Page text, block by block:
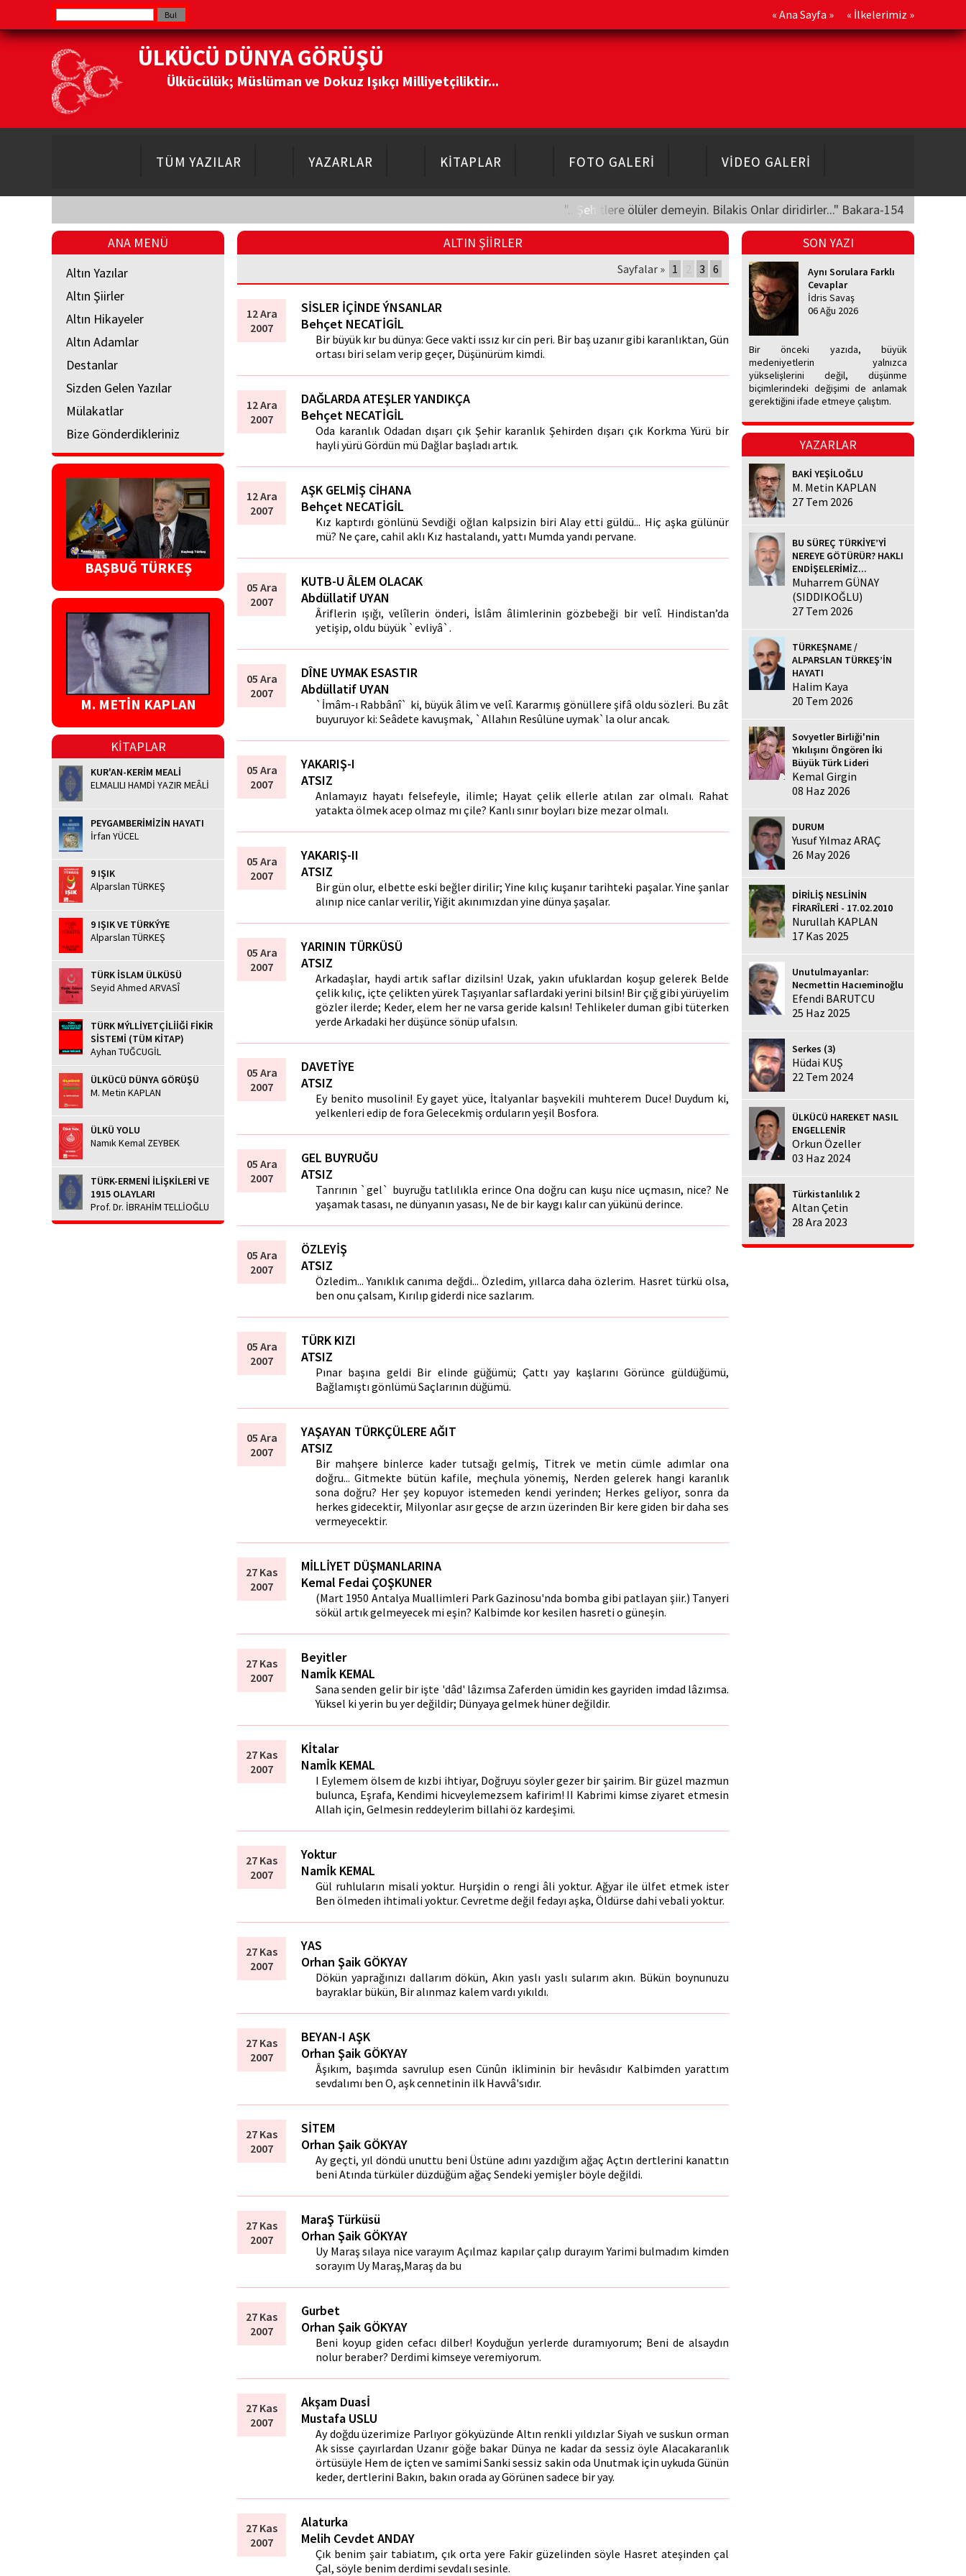
« Ana Sayfa » « İlkelerimiz »
ÜLKÜCÜ DÜNYA GÖRÜŞÜ
Ülkücülük; Müslüman ve Dokuz Işıkçı Milliyetçiliktir...
TÜM YAZILAR YAZARLAR KİTAPLAR FOTO GALERİ VİDEO GALERİ
"...Şehitlere ölüler demeyin. Bilakis Onlar diridirler..." Bakara-154
ANA MENÜ
Altın Yazılar
Altın Şiirler
Altın Hikayeler
Altın Adamlar
Destanlar
Sizden Gelen Yazılar
Mülakatlar
Bize Gönderdikleriniz
BAŞBUĞ TÜRKEŞ
M. METİN KAPLAN
KİTAPLAR
KUR'AN-KERİM MEALİ
ELMALILI HAMDİ YAZIR MEÂLİ
PEYGAMBERİMİZİN HAYATI
İrfan YÜCEL
9 IŞIK
Alparslan TÜRKEŞ
9 IŞIK VE TÜRKÝYE
Alparslan TÜRKEŞ
TÜRK İSLAM ÜLKÜSÜ
Seyid Ahmed ARVASÎ
TÜRK MÝLLİYETÇİLİİĞİ FİKİR
SİSTEMİ (TÜM KİTAP)
Ayhan TUĞCUGİL
ÜLKÜCÜ DÜNYA GÖRÜŞÜ
M. Metin KAPLAN
ÜLKÜ YOLU
Namık Kemal ZEYBEK
TÜRK-ERMENİ İLİŞKİLERİ VE
1915 OLAYLARI
Prof. Dr. İBRAHİM TELLİOĞLU
ALTIN ŞİİRLER
Sayfalar » 1 3 6
12 Ara
2007
SİSLER İÇİNDE ÝNSANLAR
Behçet NECATİGİL
Bir büyük kır bu dünya: Gece vakti ıssız kır cin peri. Bir baş uzanır gibi karanlıktan, Gün
ortası biri selam verip geçer, Düşünürüm kimdi.
12 Ara
2007
DAĞLARDA ATEŞLER YANDIKÇA
Behçet NECATİGİL
Oda karanlık Odadan dışarı çık Şehir karanlık Şehirden dışarı çık Korkma Yürü bir
hayli yürü Gördün mü Dağlar başladı artık.
12 Ara
2007
AŞK GELMİŞ CİHANA
Behçet NECATİGİL
Kız kaptırdı gönlünü Sevdiği oğlan kalpsizin biri Alay etti güldü... Hiç aşka gülünür
mü? Ne çare, cahil aklı Kız hastalandı, yattı Mumda yandı pervane.
05 Ara
2007
KUTB-U ÂLEM OLACAK
Abdüllatif UYAN
Âriflerin ışığı, velîlerin önderi, İslâm âlimlerinin gözbebeği bir velî. Hindistan’da
yetişip, oldu büyük `evliyâ`.
05 Ara
2007
DÎNE UYMAK ESASTIR
Abdüllatif UYAN
`İmâm-ı Rabbânî` ki, büyük âlim ve velî. Kararmış gönüllere şifâ oldu sözleri. Bu zât
buyuruyor ki: Seâdete kavuşmak, `Allahın Resûlüne uymak`la olur ancak.
05 Ara
2007
YAKARIŞ-I
ATSIZ
Anlamayız hayatı felsefeyle, ilimle; Hayat çelik ellerle atılan zar olmalı. Rahat
yatakta ölmek acep olmaz mı çile? Kanlı sınır boyları bize mezar olmalı.
05 Ara
2007
YAKARIŞ-II
ATSIZ
Bir gün olur, elbette eski beğler dirilir; Yine kılıç kuşanır tarihteki paşalar. Yine şanlar
alınıp nice canlar verilir, Yiğit akınımızdan yine dünya şaşalar.
05 Ara
2007
YARININ TÜRKÜSÜ
ATSIZ
Arkadaşlar, haydi artık saflar dizilsin! Uzak, yakın ufuklardan koşup gelerek Belde
çelik kılıç, içte çelikten yürek Taşıyanlar saflardaki yerini bilsin! Bir çığ gibi yürüyelim
gözler ilerde; Keder, elem her ne varsa geride kalsın! Tehlikeler duman gibi tüterken
yerde Arkadaki her düşünce sönüp ufalsın.
05 Ara
2007
DAVETİYE
ATSIZ
Ey benito musolini! Ey gayet yüce, İtalyanlar başvekili muhterem Duce! Duydum ki,
yelkenleri edip de fora Gelecekmiş orduların yeşil Bosfora.
05 Ara
2007
GEL BUYRUĞU
ATSIZ
Tanrının `gel` buyruğu tatlılıkla erince Ona doğru can kuşu nice uçmasın, nice? Ne
yaşamak tasası, ne dünyanın yasası, Ne de bir kaygı kalır can yükünü derince.
05 Ara
2007
ÖZLEYİŞ
ATSIZ
Özledim... Yanıklık canıma değdi... Özledim, yıllarca daha özlerim. Hasret türkü olsa,
ben onu çalsam, Kırılıp giderdi nice sazlarım.
05 Ara
2007
TÜRK KIZI
ATSIZ
Pınar başına geldi Bir elinde güğümü; Çattı yay kaşlarını Görünce güldüğümü,
Bağlamıştı gönlümü Saçlarının düğümü.
05 Ara
2007
YAŞAYAN TÜRKÇÜLERE AĞIT
ATSIZ
Bir mahşere binlerce kader tutsağı gelmiş, Titrek ve metin cümle adımlar ona
doğru... Gitmekte bütün kafile, meçhula yönemiş, Nerden gelerek hangi karanlık
sona doğru? Her şey kopuyor istemeden kendi yerinden; Herkes geliyor, sonra da
herkes gidecektir, Milyonlar asır geçse de arzın üzerinden Bir kere giden bir daha ses
vermeyecektir.
27 Kas
2007
MİLLİYET DÜŞMANLARINA
Kemal Fedai ÇOŞKUNER
(Mart 1950 Antalya Muallimleri Park Gazinosu'nda bomba gibi patlayan şiir.) Tanyeri
sökül artık gelmeyecek mi eşin? Kalbimde kor kesilen hasreti o güneşin.
27 Kas
2007
Beyitler
Namİk KEMAL
Sana senden gelir bir işte 'dâd' lâzımsa Zaferden ümidin kes gayriden imdad lâzımsa.
Yüksel ki yerin bu yer değildir; Dünyaya gelmek hüner değildir.
27 Kas
2007
Kİtalar
Namİk KEMAL
I Eylemem ölsem de kızbi ihtiyar, Doğruyu söyler gezer bir şairim. Bir güzel mazmun
bulunca, Eşrafa, Kendimi hicveylemezsem kafirim! II Kabrimi kimse ziyaret etmesin
Allah için, Gelmesin reddeylerim billahi öz kardeşimi.
27 Kas
2007
Yoktur
Namİk KEMAL
Gül ruhluların misali yoktur. Hurşidin o rengi âli yoktur. Ağyar ile ülfet etmek ister
Ben ölmeden ihtimali yoktur. Cevretme değil fedayı aşka, Öldürse dahi vebali yoktur.
27 Kas
2007
YAS
Orhan Şaik GÖKYAY
Dökün yaprağınızı dallarım dökün, Akın yaslı yaslı sularım akın. Bükün boynunuzu
bayraklar bükün, Bir alınmaz kalem vardı yıkıldı.
27 Kas
2007
BEYAN-I AŞK
Orhan Şaik GÖKYAY
Âşıkım, başımda savrulup esen Cünûn ikliminin bir hevâsıdır Kalbimden yarattım
sevdalımı ben O, aşk cennetinin ilk Havvâ'sıdır.
27 Kas
2007
SİTEM
Orhan Şaik GÖKYAY
Ay geçti, yıl döndü unuttu beni Üstüne adını yazdığım ağaç Açtın dertlerini kanattın
beni Atında türküler düzdüğüm ağaç Sendeki yemişler böyle değildi.
27 Kas
2007
MaraŞ Türküsü
Orhan Şaik GÖKYAY
Uy Maraş sılaya nice varayım Açılmaz kapılar çalıp durayım Yarimi bulmadım kimden
sorayım Uy Maraş,Maraş da bu
27 Kas
2007
Gurbet
Orhan Şaik GÖKYAY
Beni koyup giden cefacı dilber! Koyduğun yerlerde duramıyorum; Beni de alsaydın
nolur beraber? Derdimi kimseye veremiyorum.
27 Kas
2007
Akşam Duasİ
Mustafa USLU
Ay doğdu üzerimize Parlıyor gökyüzünde Altın renkli yıldızlar Siyah ve suskun orman
Ak sisse çayırlardan Uzanır göğe bakar Dünya ne kadar da sessiz öyle Alacakaranlık
örtüsüyle Hem de içten ve samimi Sanki sessiz sakin oda Unutmak için uykuda Günün
keder, dertlerini Bakın, bakın orada ay Görünen sadece bir yay.
27 Kas
2007
Alaturka
Melih Cevdet ANDAY
Çık benim şair tabiatım, çık orta yere Fakir güzelinden söyle Hasret ateşinden çal
Çal, söyle benim derdimi sevdalı sesinle.
SON YAZI
Aynı Sorulara Farklı
Cevaplar
İdris Savaş
06 Ağu 2026
Bir önceki yazıda, büyük
medeniyetlerin yalnızca
yükselişlerini değil, düşünme
biçimlerindeki değişimi de anlamak
gerektiğini ifade etmeye çalıştım.
YAZARLAR
BAKİ YEŞİLOĞLU
M. Metin KAPLAN
27 Tem 2026
BU SÜREÇ TÜRKİYE’Yİ
NEREYE GÖTÜRÜR? HAKLI
ENDİŞELERİMİZ...
Muharrem GÜNAY
(SIDDIKOĞLU)
27 Tem 2026
TÜRKEŞNAME /
ALPARSLAN TÜRKEŞ’İN
HAYATI
Halim Kaya
20 Tem 2026
Sovyetler Birliği'nin
Yıkılışını Öngören İki
Büyük Türk Lideri
Kemal Girgin
08 Haz 2026
DURUM
Yusuf Yılmaz ARAÇ
26 May 2026
DİRİLİŞ NESLİNİN
FİRARÎLERİ - 17.02.2010
Nurullah KAPLAN
17 Kas 2025
Unutulmayanlar:
Necmettin Hacıeminoğlu
Efendi BARUTCU
25 Haz 2025
Serkes (3)
Hüdai KUŞ
22 Tem 2024
ÜLKÜCÜ HAREKET NASIL
ENGELLENİR
Orkun Özeller
03 Haz 2024
Türkistanlılık 2
Altan Çetin
28 Ara 2023